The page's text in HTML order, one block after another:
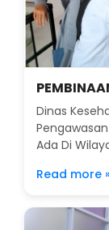
Dinas
Ada Di
Read more »